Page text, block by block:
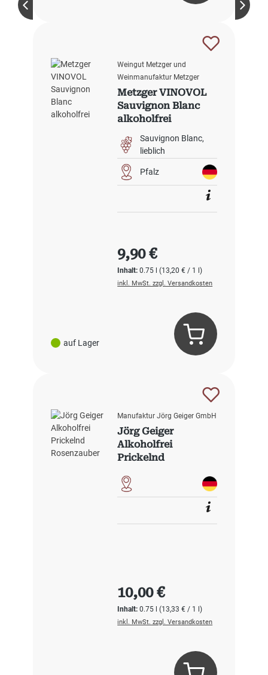
auf Lager
Weingut Metzger und
Weinmanufaktur Metzger
Metzger VINOVOL
Sauvignon Blanc
alkoholfrei
Sauvignon Blanc
lieblich
Pfalz
Inhalt:0.75 l(13,20 € / 1 l)
Regulärer Preis:
9,90 €
inkl. MwSt. zzgl. Versandkosten
Manufaktur Jörg Geiger GmbH
Jörg Geiger
Alkoholfrei
Prickelnd
Inhalt:0.75 l(13,33 € / 1 l)
Regulärer Preis:
10,00 €
inkl. MwSt. zzgl. Versandkosten